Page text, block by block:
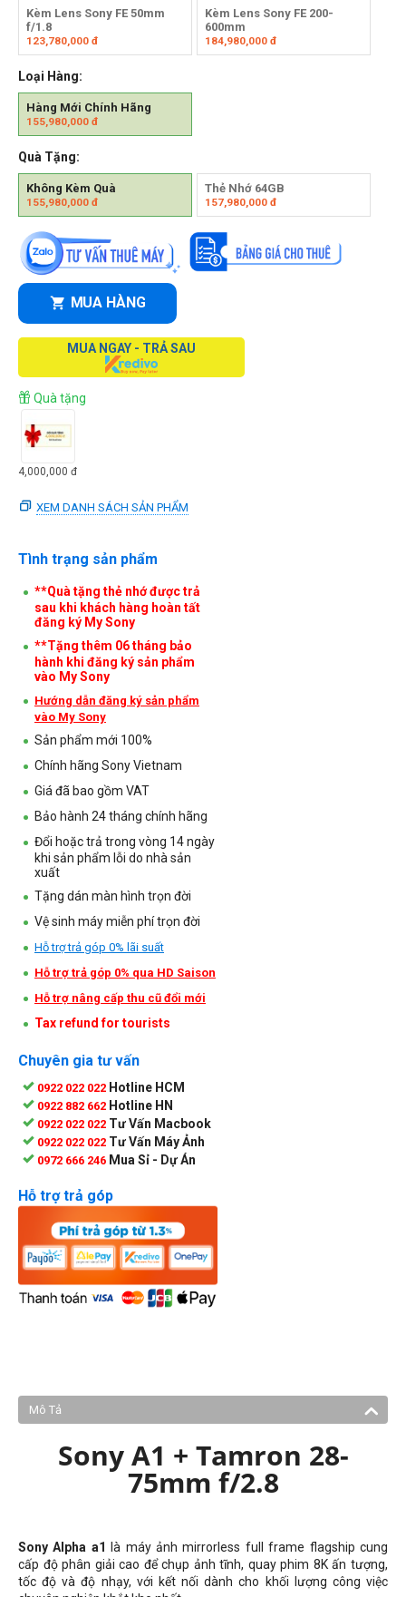
Kèm Lens Sony FE 50mm
f/1.8
123,780,000 đ
Kèm Lens Sony FE 200-
600mm
184,980,000đ
Loại Hàng:
Hàng Mới Chính Hãng
155,980,000 đ
Quà Tặng:
Không Kèm Quà
155,980,000 đ
Thẻ Nhớ 64GB
157,980,000đ
MUA HÀNG
MUA NGAY - TRẢ SAU
Quà tặng
4,000,000 đ
XEM DANH SÁCH SẢN PHẨM
Tình trạng sản phẩm
**Quà tặng thẻ nhớ được trả
sau khi khách hàng hoàn tất
đăng ký My Sony
**Tặng thêm 06 tháng bảo
hành khi đăng ký sản phẩm
vào My Sony
Hướng dẫn đăng ký sản phẩm
vào My Sony
Sản phẩm mới 100%
Chính hãng Sony Vietnam
Giá đã bao gồm VAT
Bảo hành 24 tháng chính hãng
Đổi hoặc trả trong vòng 14 ngày
khi sản phẩm lỗi do nhà sản
xuất
Tặng dán màn hình trọn đời
Vệ sinh máy miễn phí trọn đời
Hỗ trợ trả góp 0% lãi suất
Hỗ trợ trả góp 0% qua HD Saison
Hỗ trợ nâng cấp thu cũ đổi mới
Tax refund for tourists
Chuyên gia tư vấn
0922 022 022 Hotline HCM
0922 882 662 Hotline HN
0922 022 022 Tư Vấn Macbook
0922 022 022 Tư Vấn Máy Ảnh
0972 666 246 Mua Sỉ - Dự Án
Hỗ trợ trả góp
Mô Tả
Sony A1 + Tamron 28-
75mm f/2.8
Sony Alpha a1
là máy ảnh mirrorless full frame flagship cung
cấp độ phân giải cao để chụp ảnh tĩnh, quay phim 8K ấn tượng,
tốc độ và độ nhạy, với kết nối dành cho khối lượng công việc